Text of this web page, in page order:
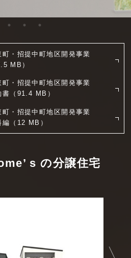
町・招提中町地区開発事業
MB）
町・招提中町地区開発事業
（91.4 MB）
町・招提中町地区開発事業
（12 MB）
s の分譲住宅